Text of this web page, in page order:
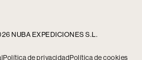
NUBA EXPEDICIONES S.L.
Política de privacidad Política de cookies